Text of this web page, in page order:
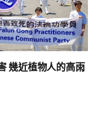
幾近植物人的高雨